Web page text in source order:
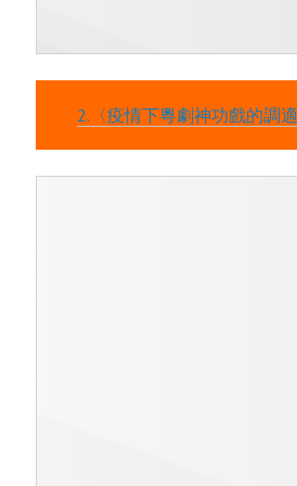
2.〈疫情下粵劇神功戲的調